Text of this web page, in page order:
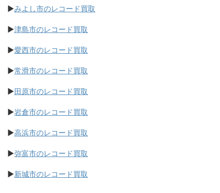
▶みよし市のレコード買取
▶津島市のレコード買取
▶愛西市のレコード買取
▶常滑市のレコード買取
▶田原市のレコード買取
▶岩倉市のレコード買取
▶高浜市のレコード買取
▶弥富市のレコード買取
▶新城市のレコード買取